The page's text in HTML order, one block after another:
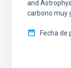
and
carbono muy
Fecha de